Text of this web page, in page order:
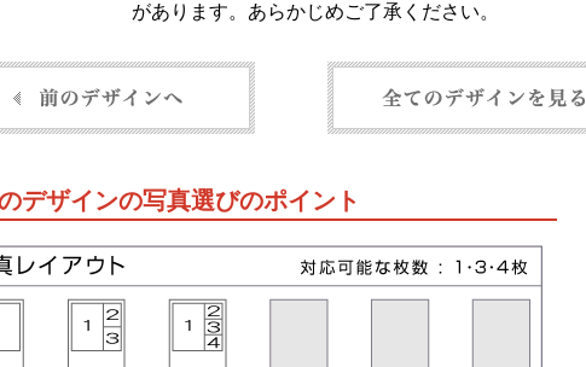
があります。あらかじめご了承ください。
デザインの写真選びのポイント